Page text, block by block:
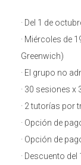
· Del 1 de
· Miércoles de
Greenwich)
· El grupo no
· 30 sesiones
· 2 tutorías por
· Opción de
· Opción de
· Descuento